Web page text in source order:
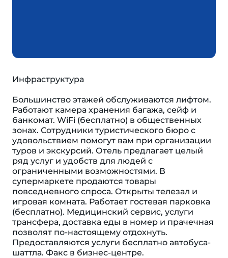
Инфраструктура
Большинство этажей обслуживаются лифтом.
Работают камера хранения багажа, сейф и
банкомат. WiFi (бесплатно) в общественных
зонах. Сотрудники туристического бюро с
удовольствием помогут вам при организации
туров и экскурсий. Отель предлагает целый
ряд услуг и удобств для людей с
ограниченными возможностями. В
супермаркете продаются товары
повседневного спроса. Открыты телезал и
игровая комната. Работает гостевая парковка
(бесплатно). Медицинский сервис, услуги
трансфера, доставка еды в номер и прачечная
позволят по-настоящему отдохнуть.
Предоставляются услуги бесплатно автобуса-
шаттла. Факс в бизнес-центре.